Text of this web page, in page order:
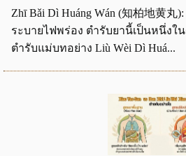
Zhī Bǎi Dì Huáng Wán (知柏地黄
ระบายไฟพร่อง ตำรับยานี้เป็นหนึ่ง
ตำรับแม่บทอย่าง Liù Wèi Dì Huá...